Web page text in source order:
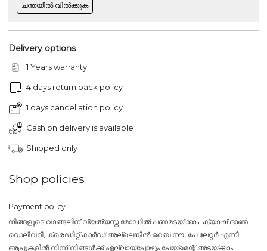
ചന്തയിൽ വിൽക്കുക
Delivery options
1 Years warranty
4 days return back policy
1 days cancellation policy
Cash on delivery is available
Shipped only
Shop policies
Payment policy
നിങ്ങളുടെ വാങ്ങലിന് വ്യത്യസ്ത മോഡിൽ പണമടയ്ക്കാം. ക്യാഷ് ഓൺ
ഡെലിവറി, ക്രെഡിറ്റ് കാർഡ് അല്ലെങ്കിൽ ബൈ നൗ, പേ ലേറ്റർ എന്നീ
ആപ്പുകളിൽ നിന്ന് നിങ്ങൾക്ക് എല്ലായ്പ്പോഴും പേയ്‌മെന്റ് അടയ്ക്കാം.